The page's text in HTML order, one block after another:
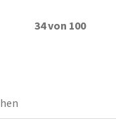
34 von 100